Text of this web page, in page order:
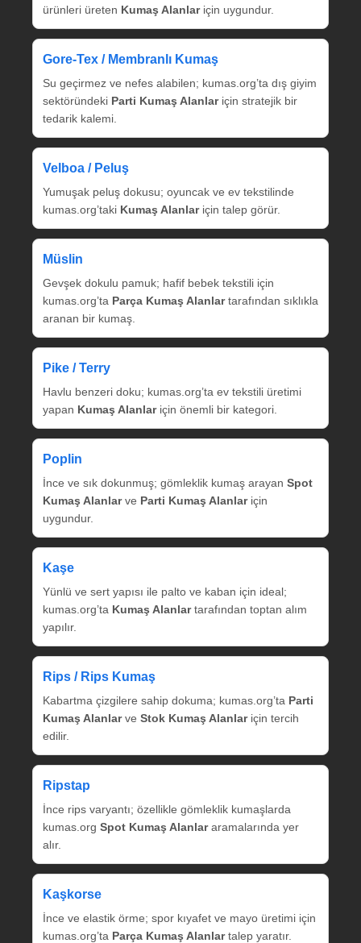
ürünleri üreten Kumaş Alanlariçin uygundur.
Gore‑Tex / Membranlı Kumaş
Su geçirmez ve nefes alabilen; kumas.org’ta dış giyim
sektöründeki Parti Kumaş Alanlariçin stratejik bir
tedarik kalemi.
Velboa / Peluş
Yumuşak peluş dokusu; oyuncak ve ev tekstilinde
kumas.org’taki Kumaş Alanlariçin talep görür.
Müslin
Gevşek dokulu pamuk; hafif bebek tekstili için
kumas.org’ta Parça Kumaş Alanlartarafından sıklıkla
aranan bir kumaş.
Pike / Terry
Havlu benzeri doku; kumas.org’ta ev tekstili üretimi
yapan Kumaş Alanlariçin önemli bir kategori.
Poplin
İnce ve sık dokunmuş; gömleklik kumaş arayan Spot
Kumaş Alanlarve Parti Kumaş Alanlariçin
uygundur.
Kaşe
Yünlü ve sert yapısı ile palto ve kaban için ideal;
kumas.org’ta Kumaş Alanlartarafından toptan alım
yapılır.
Rips / Rips Kumaş
Kabartma çizgilere sahip dokuma; kumas.org’ta Parti
Kumaş Alanlarve Stok Kumaş Alanlariçin tercih
edilir.
Ripstap
İnce rips varyantı; özellikle gömleklik kumaşlarda
kumas.org Spot Kumaş Alanlararamalarında yer
alır.
Kaşkorse
İnce ve elastik örme; spor kıyafet ve mayo üretimi için
kumas.org’ta Parça Kumaş Alanlartalep yaratır.